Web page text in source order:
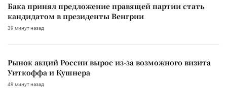
Бака принял предложение правящей партии стать
кандидатом в президенты Венгрии
39 минут назад
Рынок акций России вырос из-за возможного визита
Уиткоффа и Кушнера
49 минут назад